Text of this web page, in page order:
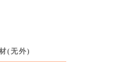
(无外)